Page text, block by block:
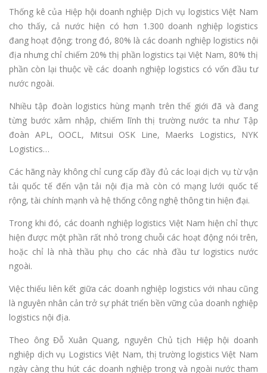
Thống kê của Hiệp hội doanh nghiệp Dịch vụ logistics Việt Nam
cho thấy, cả nước hiện có hơn 1.300 doanh nghiệp logistics
đang hoạt động; trong đó, 80% là các doanh nghiệp logistics nội
địa nhưng chỉ chiếm 20% thị phần logistics tại Việt Nam, 80% thị
phần còn lại thuộc về các doanh nghiệp logistics có vốn đầu tư
nước ngoài.
Nhiều tập đoàn logistics hùng mạnh trên thế giới đã và đang
từng bước xâm nhập, chiếm lĩnh thị trường nước ta như Tập
đoàn APL, OOCL, Mitsui OSK Line, Maerks Logistics, NYK
Logistics…
Các hãng này không chỉ cung cấp đầy đủ các loại dịch vụ từ vận
tải quốc tế đến vận tải nội địa mà còn có mạng lưới quốc tế
rộng, tài chính mạnh và hệ thống công nghệ thông tin hiện đại.
Trong khi đó, các doanh nghiệp logistics Việt Nam hiện chỉ thực
hiện được một phần rất nhỏ trong chuỗi các hoạt động nói trên,
hoặc chỉ là nhà thầu phụ cho các nhà đầu tư logistics nước
ngoài.
Việc thiếu liên kết giữa các doanh nghiệp logistics với nhau cũng
là nguyên nhân cản trở sự phát triển bền vững của doanh nghiệp
logistics nội địa.
Theo ông Đỗ Xuân Quang, nguyên Chủ tịch Hiệp hội doanh
nghiệp dịch vụ Logistics Việt Nam, thị trường logistics Việt Nam
ngày càng thu hút các doanh nghiệp trong và ngoài nước tham